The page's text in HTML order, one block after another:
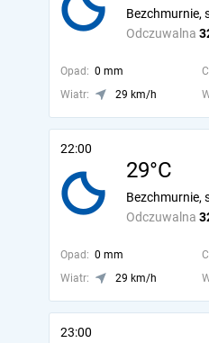
Odczuwalna
Bezchmurnie,
Opad: 0 mm
Wiatr:
29 km/h
22:00
29°C
Odczuwalna
Bezchmurnie,
Opad: 0 mm
Wiatr:
29 km/h
23:00